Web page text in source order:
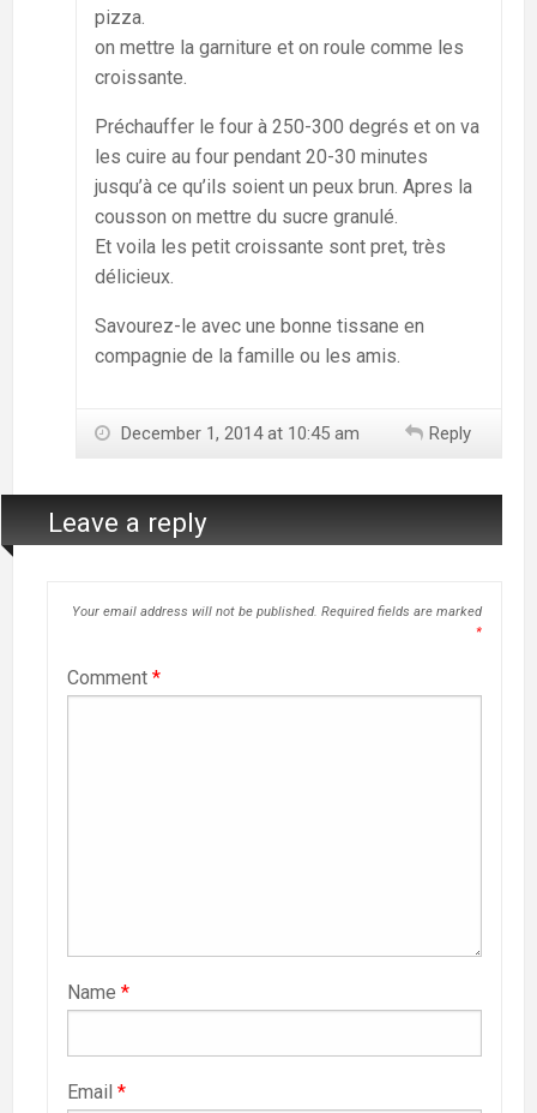
pizza.
on mettre la garniture et on roule comme les
croissante.
Préchauffer le four à 250-300 degrés et on va
les cuire au four pendant 20-30 minutes
jusqu’à ce qu’ils soient un peux brun. Apres la
cousson on mettre du sucre granulé.
Et voila les petit croissante sont pret, très
délicieux.
Savourez-le avec une bonne tissane en
compagnie de la famille ou les amis.
December 1, 2014 at 10:45 am Reply
Leave a reply
Your email address will not be published. Required fields are marked
*
Comment *
Name *
Email *